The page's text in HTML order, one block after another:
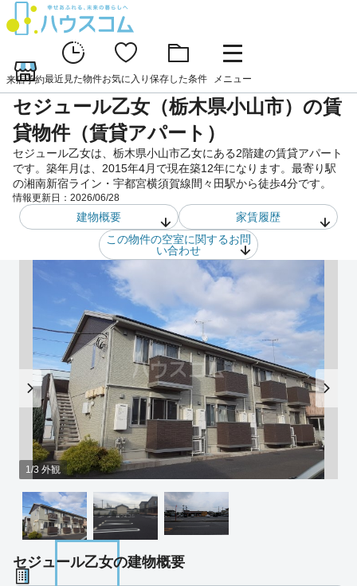
来店予約最近見た物件お気に入り 保存した条件 メニュー
セジュール乙女（栃木県小山市）の賃
貸物件（賃貸アパート）
セジュール乙女は、栃木県小山市乙女にある2階建の賃貸アパート
です。築年月は、2015年4月で現在築12年になります。最寄り駅
の湘南新宿ライン・宇都宮横須賀線間々田駅から徒歩4分です。
情報更新日： 2026/06/28
建物概要
家賃履歴
この物件の空室に関するお問
い合わせ
1/3 外観
セジュール乙女の建物概要